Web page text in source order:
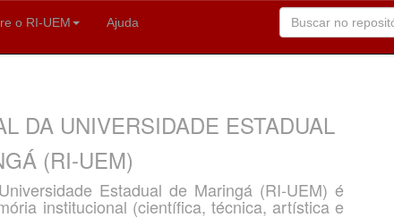
o RI-UEM Ajuda
DA UNIVERSIDADE ESTADUAL
(RI-UEM)
Estadual de Maringá (RI-UEM) é
institucional (científica, técnica, artística e